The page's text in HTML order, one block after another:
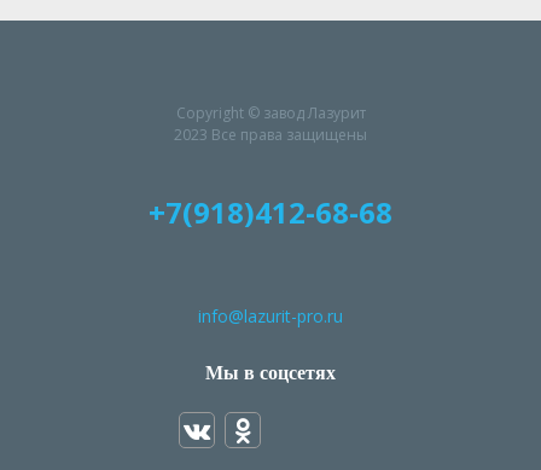
Copyright © завод Лазурит
2023 Все права защищены
+7(918)412-68-68
info@lazurit-pro.ru
Мы в соцсетях